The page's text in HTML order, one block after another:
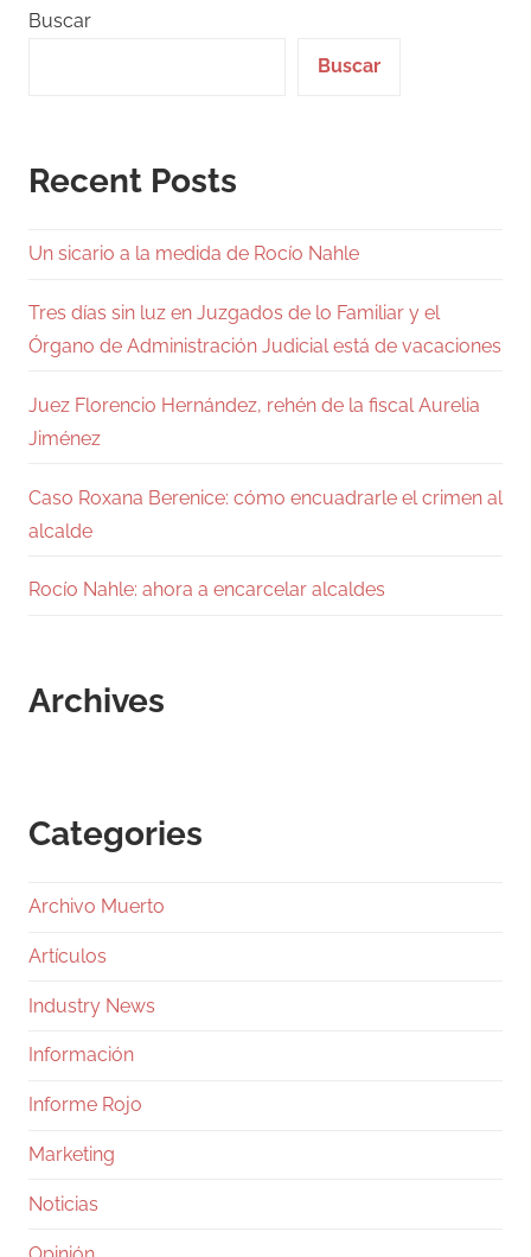
Buscar
Buscar
Recent Posts
Un sicario a la medida de Rocío Nahle
Tres días sin luz en Juzgados de lo Familiar y el
Órgano de Administración Judicial está de vacaciones
Juez Florencio Hernández, rehén de la fiscal Aurelia
Jiménez
Caso Roxana Berenice: cómo encuadrarle el crimen al
alcalde
Rocío Nahle: ahora a encarcelar alcaldes
Archives
Categories
Archivo Muerto
Artículos
Industry News
Información
Informe Rojo
Marketing
Noticias